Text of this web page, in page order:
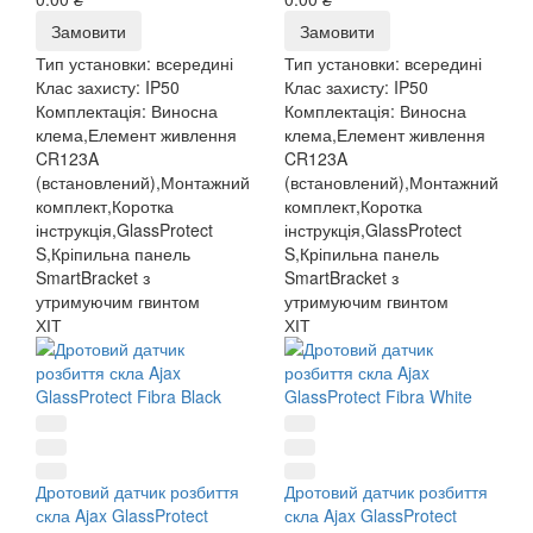
Замовити
Тип установки: всередині
Клас захисту: IP50
Комплектація: Виносна
клема,Елемент живлення
CR123A
(встановлений),Монтажний
комплект,Коротка
інструкція,GlassProtect
S,Кріпильна панель
SmartBracket з
утримуючим гвинтом
Замовити
Тип установки: всередині
Клас захисту: IP50
Комплектація: Виносна
клема,Елемент живлення
CR123A
(встановлений),Монтажний
комплект,Коротка
інструкція,GlassProtect
S,Кріпильна панель
SmartBracket з
утримуючим гвинтом
ХІТ
Дротовий датчик розбиття
скла Ajax GlassProtect
ХІТ
Дротовий датчик розбиття
скла Ajax GlassProtect